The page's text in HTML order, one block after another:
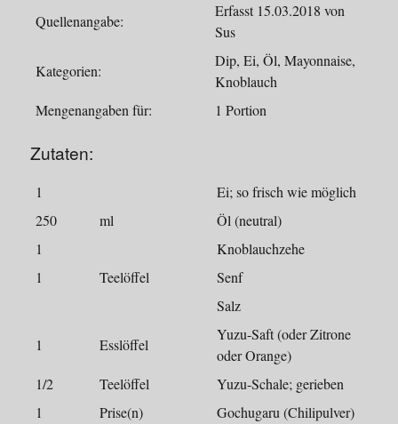
Quellenangabe:
Erfasst 15.03.2018 von
Sus
Kategorien:
Dip, Ei, Öl, Mayonnaise,
Knoblauch
Mengenangaben für:
1 Portion
Zutaten:
1
Ei; so frisch wie möglich
250
ml
Öl (neutral)
1
Knoblauchzehe
1
Teelöffel
Senf
Salz
1 Esslöffel
Yuzu-Saft (oder Zitrone
oder Orange)
1/2
Teelöffel
Yuzu-Schale; gerieben
1
Prise(n) Gochugaru (Chilipulver)